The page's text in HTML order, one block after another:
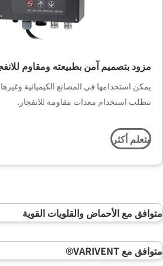
مزود بتصميم آمن بطبيعته ومقاوم
يمكن استخدامها في المصانع الكيميائية
تتطلب استخدام معدات مقاومة للانفجار.
يتعلم أكثر
متوافق مع الأحماض والقلويات القوية
متوافق مع VARIVENT®